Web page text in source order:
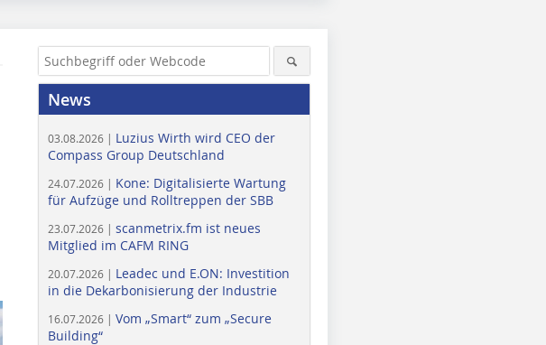
News
03.08.2026 | Luzius Wirth wird CEO der
Compass Group Deutschland
24.07.2026 | Kone: Digitalisierte Wartung
für Aufzüge und Rolltreppen der SBB
23.07.2026 | scanmetrix.fm ist neues
Mitglied im CAFM RING
20.07.2026 | Leadec und E.ON: Investition
in die Dekarbonisierung der Industrie
16.07.2026 | Vom „Smart“ zum „Secure
Building“